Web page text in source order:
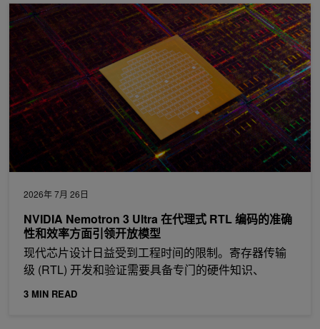
2026年 7月 26日
NVIDIA Nemotron 3 Ultra 在代理式 RTL 编码的准确
性和效率方面引领开放模型
现代芯片设计日益受到工程时间的限制。寄存器传输
级 (RTL) 开发和验证需要具备专门的硬件知识、
3 MIN READ
NVIDIA Nemotron 3 Ultra 在代理式 RTL 编码的准确性和效率方